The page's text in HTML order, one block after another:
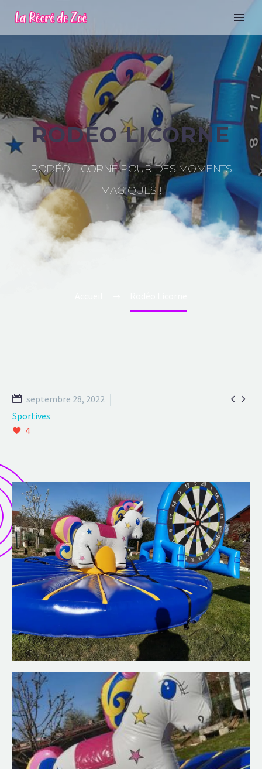
RODÉO LICORNE
RODÉO LICORNE POUR DES MOMENTS
MAGIQUES !
 
septembre 28, 2022
Sportives
4